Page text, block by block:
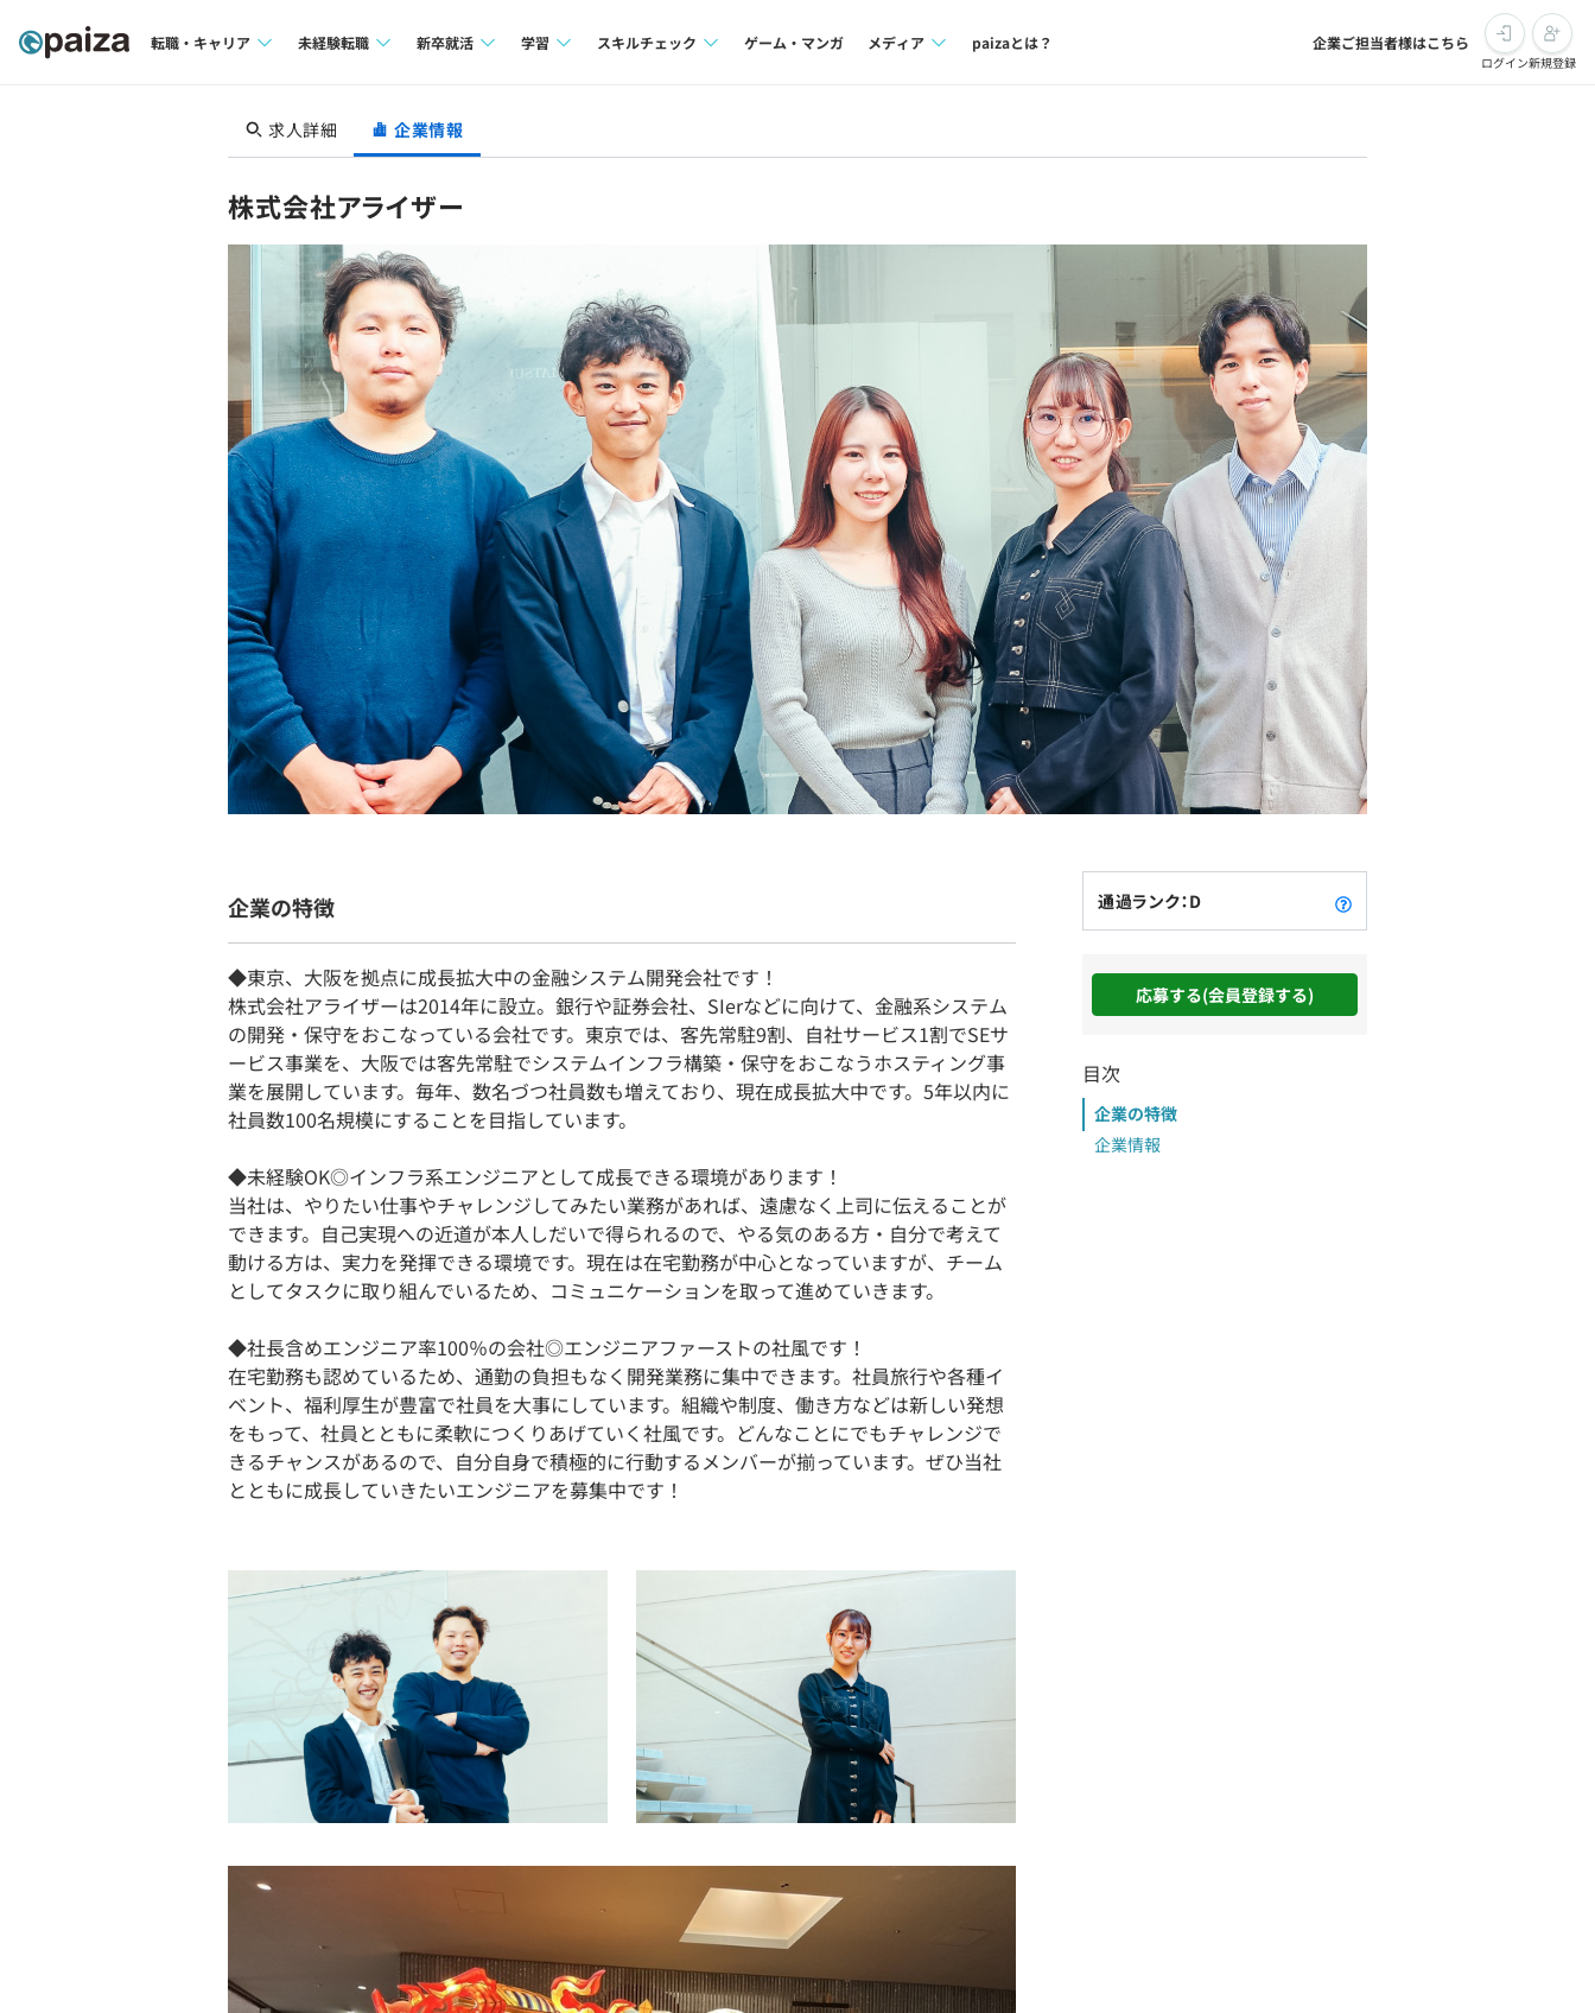
転職・キャリア
転職成功ガイド
未経験転職
求人検索
転職成功ガイド
新卒就活
本選考
イベント・セミナー
インタビュー
就活成功ガイド
学習
リファレンス
プラン
個人向けプラン
法人向けプラン
学校向けプラン
契約内容・クーポン
スキルチェック ゲーム・マンガ メディア paizaとは？ 企業ご担当者様はこちら
ログイン新規登録
求人詳細 企業情報
株式会社アライザー
企業の特徴
◆東京、大阪を拠点に成長拡大中の金融システム開発会社です！
株式会社アライザーは2014年に設立。銀行や証券会社、SIerなどに向けて、金融系システム
の開発・保守をおこなっている会社です。東京では、客先常駐9割、自社サービス1割でSEサ
ービス事業を、大阪では客先常駐でシステムインフラ構築・保守をおこなうホスティング事
業を展開しています。毎年、数名づつ社員数も増えており、現在成長拡大中です。5年以内に
社員数100名規模にすることを目指しています。
◆未経験OK◎インフラ系エンジニアとして成長できる環境があります！
当社は、やりたい仕事やチャレンジしてみたい業務があれば、遠慮なく上司に伝えることが
できます。自己実現への近道が本人しだいで得られるので、やる気のある方・自分で考えて
動ける方は、実力を発揮できる環境です。現在は在宅勤務が中心となっていますが、チーム
としてタスクに取り組んでいるため、コミュニケーションを取って進めていきます。
◆社長含めエンジニア率100％の会社◎エンジニアファーストの社風です！
在宅勤務も認めているため、通勤の負担もなく開発業務に集中できます。社員旅行や各種イ
ベント、福利厚生が豊富で社員を大事にしています。組織や制度、働き方などは新しい発想
をもって、社員とともに柔軟につくりあげていく社風です。どんなことにでもチャレンジで
きるチャンスがあるので、自分自身で積極的に行動するメンバーが揃っています。ぜひ当社
とともに成長していきたいエンジニアを募集中です！
通過ランク：D
応募する(会員登録する)
目次
企業の特徴
企業情報